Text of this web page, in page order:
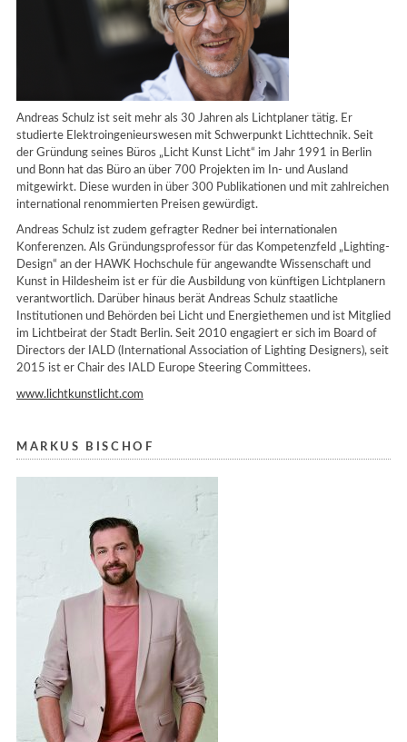
Andreas Schulz ist seit mehr als 30 Jahren als Lichtplaner tätig. Er
studierte Elektroingenieurswesen mit Schwerpunkt Lichttechnik. Seit
der Gründung seines Büros „Licht Kunst Licht“ im Jahr 1991 in Berlin
und Bonn hat das Büro an über 700 Projekten im In- und Ausland
mitgewirkt. Diese wurden in über 300 Publikationen und mit zahlreichen
international renommierten Preisen gewürdigt.
Andreas Schulz ist zudem gefragter Redner bei internationalen
Konferenzen. Als Gründungsprofessor für das Kompetenzfeld „Lighting-
Design“ an der HAWK Hochschule für angewandte Wissenschaft und
Kunst in Hildesheim ist er für die Ausbildung von künftigen Lichtplanern
verantwortlich. Darüber hinaus berät Andreas Schulz staatliche
Institutionen und Behörden bei Licht und Energiethemen und ist Mitglied
im Lichtbeirat der Stadt Berlin. Seit 2010 engagiert er sich im Board of
Directors der IALD (International Association of Lighting Designers), seit
2015 ist er Chair des IALD Europe Steering Committees.
www.lichtkunstlicht.com
MARKUS BISCHOF